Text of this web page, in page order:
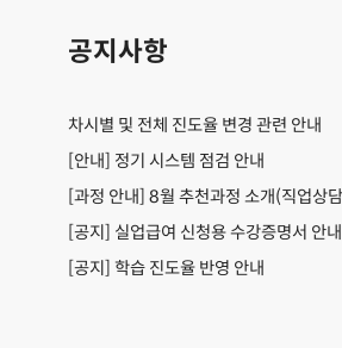
공지사항
차시별 및 전체 진도율 변경 관련 안내
[안내] 정기 시스템 점검 안내
[공지] 실업급여 신청용 수강증명서 안내
[공지] ​학습 진도율 반영 안내